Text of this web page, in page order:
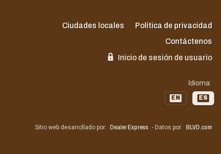
Ciudades locales
Política de privacidad
Contáctenos
Inicio de sesión de usuario
Idioma:
EN ES
Sitio web desarrollado por: Dealer Express - Datos por: BLVD.com